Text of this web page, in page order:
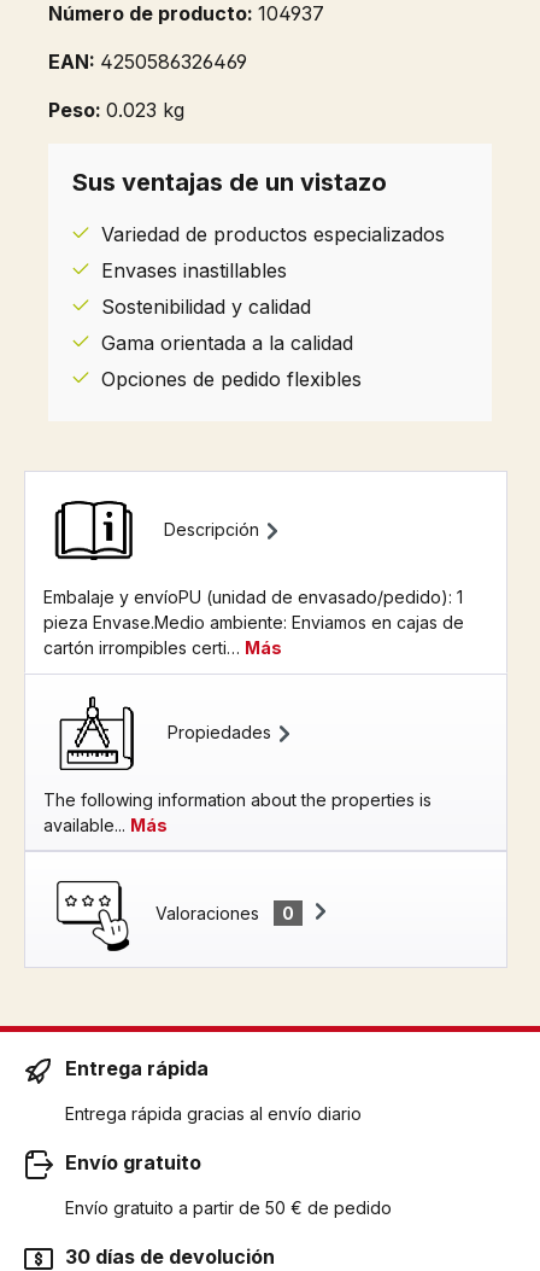
Número de producto: 104937
EAN: 4250586326469
Peso: 0.023 kg
Sus ventajas de un vistazo
Variedad de productos especializados
Envases inastillables
Sostenibilidad y calidad
Gama orientada a la calidad
Opciones de pedido flexibles
Descripción
Embalaje y envíoPU (unidad de envasado/pedido): 1
pieza Envase.Medio ambiente: Enviamos en cajas de
cartón irrompibles certi… Más
Propiedades
The following information about the properties is
available... Más
Valoraciones 0
Entrega rápida
Entrega rápida gracias al envío diario
Envío gratuito
Envío gratuito a partir de 50 € de pedido
30 días de devolución